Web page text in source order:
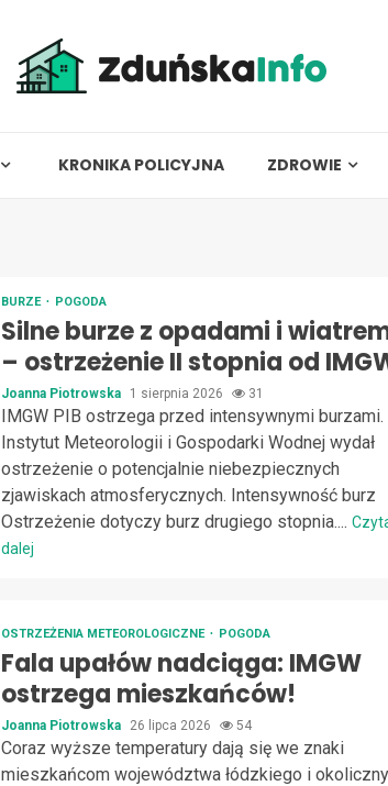
KRONIKA POLICYJNA ZDROWIE
BURZE POGODA
Silne burze z opadami i
– ostrzeżenie II stopnia od
Joanna Piotrowska 1 sierpnia 2026 31
IMGW PIB ostrzega przed intensywnymi burzami.
Instytut Meteorologii i Gospodarki Wodnej wydał
ostrzeżenie o potencjalnie niebezpiecznych
zjawiskach atmosferycznych. Intensywność burz
Ostrzeżenie dotyczy burz drugiego stopnia....
dalej
OSTRZEŻENIA METEOROLOGICZNE POGODA
Fala upałów nadciąga: IMGW
ostrzega mieszkańców!
Joanna Piotrowska 26 lipca 2026 54
Coraz wyższe temperatury dają się we znaki
mieszkańcom województwa łódzkiego i